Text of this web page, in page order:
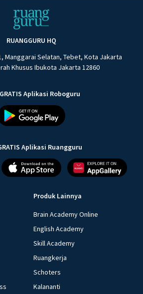
RUANGGURU HQ
Manggarai Selatan, Tebet, Kota Jakarta
Khusus Ibukota Jakarta 12860
Aplikasi Roboguru
Aplikasi Ruangguru
Produk Lainnya
Brain Academy Online
English Academy
Skill Academy
Ruangkerja
Schoters
Kalananti